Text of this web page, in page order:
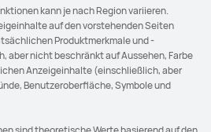
kann je nach Region variieren.
auf den vorstehenden Seiten
Produktmerkmale und -
aber nicht beschränkt auf Aussehen, Farbe
Anzeigeinhalte (einschließlich, aber
Benutzeroberfläche, Symbole und